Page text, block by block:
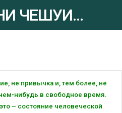
ЧЕШУИ...
не привычка и, тем более, не
нибудь в свободное время.
– состояние человеческой